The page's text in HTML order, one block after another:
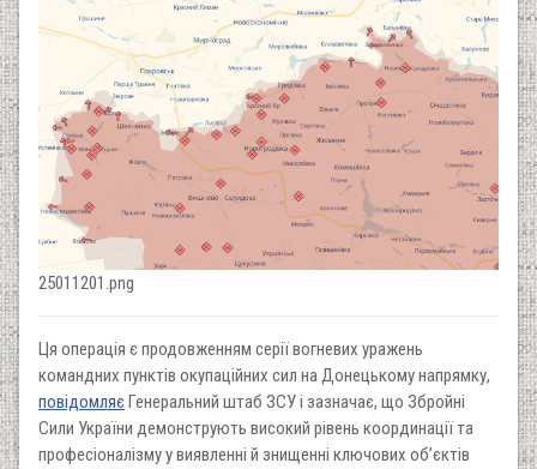
25011201.png
Ця операція є продовженням серії вогневих уражень
командних пунктів окупаційних сил на Донецькому напрямку,
повідомляє Генеральний штаб ЗСУ і зазначає, що Збройні
Сили України демонструють високий рівень координації та
професіоналізму у виявленні й знищенні ключових об’єктів